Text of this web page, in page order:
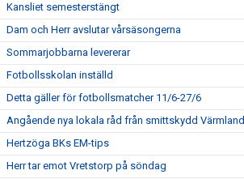
Kansliet semesterstängt
Dam och Herr avslutar vårsäsongerna
Sommarjobbarna levererar
Fotbollsskolan inställd
Detta gäller för fotbollsmatcher 11/6-27/6
Angående nya lokala råd från smittskydd Värmland
Hertzöga BKs EM-tips
Herr tar emot Vretstorp på söndag